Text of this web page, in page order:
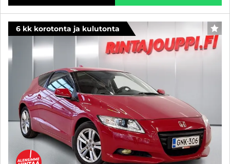
6 kk korotonta ja kulutonta